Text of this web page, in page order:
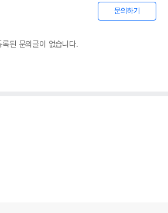
문의하기
록된 문의글이 없습니다.